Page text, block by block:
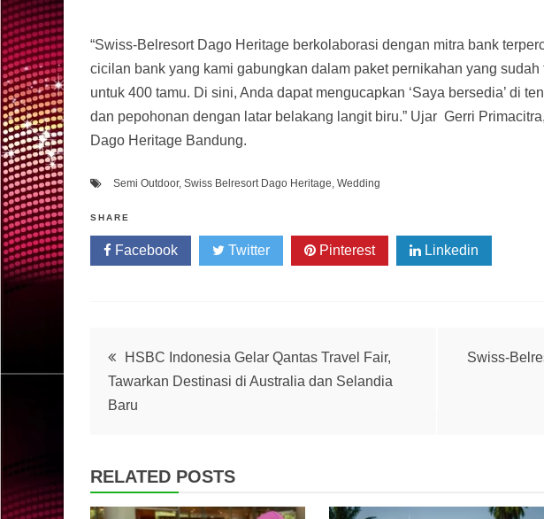
“Swiss-Belresort Dago Heritage berkolaborasi dengan mitra bank
cicilan bank yang kami gabungkan dalam paket pernikahan yang
untuk 400 tamu. Di sini, Anda dapat mengucapkan ‘Saya bersedia’ di
dan pepohonan dengan latar belakang langit biru.” Ujar Gerri
Dago Heritage Bandung.
Semi Outdoor, Swiss Belresort Dago Heritage, Wedding
SHARE
Facebook Twitter Pinterest Linkedin
Post
navigation
HSBC Indonesia Gelar Qantas Travel Fair,
Tawarkan Destinasi di Australia dan Selandia
Baru
Swiss-
RELATED POSTS